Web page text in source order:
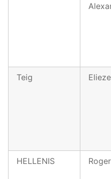
Teig
HELLENIS Roger